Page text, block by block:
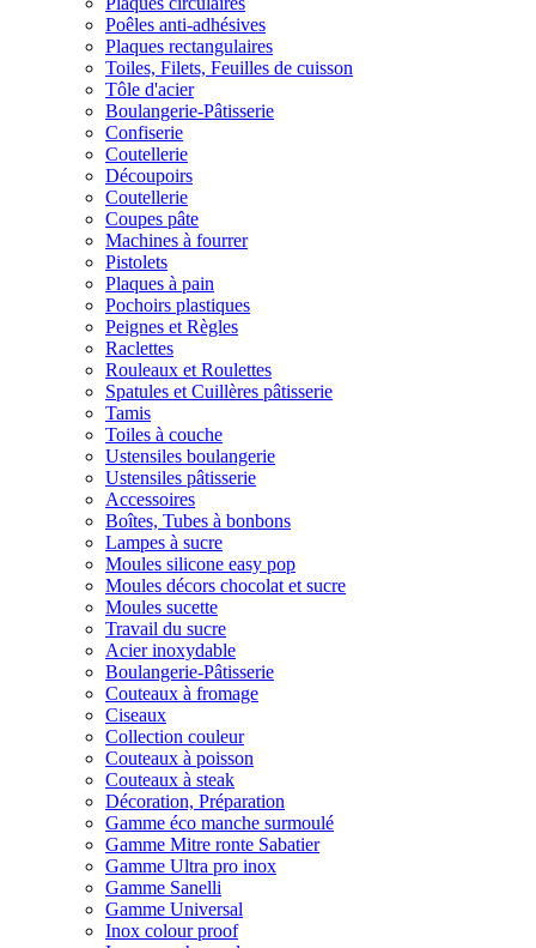
Poêles anti-adhésives
Plaques rectangulaires
Toiles, Filets, Feuilles de cuisson
Tôle d'acier
Boulangerie-Pâtisserie
Confiserie
Coutellerie
Découpoirs
Coutellerie
Coupes pâte
Machines à fourrer
Pistolets
Plaques à pain
Pochoirs plastiques
Peignes et Règles
Raclettes
Rouleaux et Roulettes
Spatules et Cuillères pâtisserie
Tamis
Toiles à couche
Ustensiles boulangerie
Ustensiles pâtisserie
Accessoires
Boîtes, Tubes à bonbons
Lampes à sucre
Moules silicone easy pop
Moules décors chocolat et sucre
Moules sucette
Travail du sucre
Acier inoxydable
Boulangerie-Pâtisserie
Couteaux à fromage
Ciseaux
Collection couleur
Couteaux à poisson
Couteaux à steak
Décoration, Préparation
Gamme éco manche surmoulé
Gamme Mitre ronte Sabatier
Gamme Ultra pro inox
Gamme Sanelli
Gamme Universal
Inox colour proof